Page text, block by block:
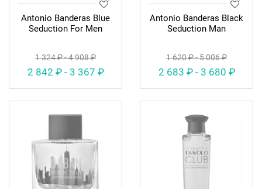
Antonio Banderas Blue
Seduction For Men
1 324 ₽ - 4 908 ₽
2 842 ₽ - 3 367 ₽
Antonio Banderas Black
Seduction Man
1 620 ₽ - 5 006 ₽
2 683 ₽ - 3 680 ₽